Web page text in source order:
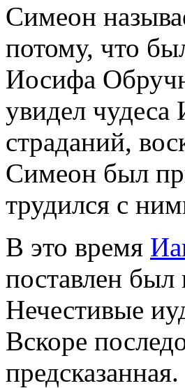
Симеон
потому, что
Иосифа
увидел чудеса
страданий,
Симеон был
трудился с
В это время
поставлен
Нечестивые
Вскоре
предсказанная.